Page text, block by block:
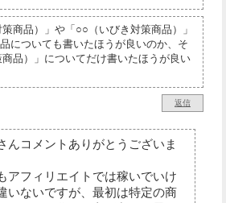
商品）」や「○○（いびき対策商品）」
についても書いたほうが良いのか、そ
品）」についてだけ書いたほうが良い
返信
んコメントありがとうございま
アフィリエイトでは稼いでいけ
いないですが、最初は特定の商